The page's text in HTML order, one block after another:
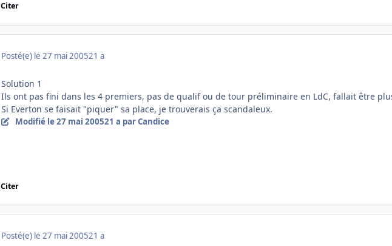
Citer
Posté(e) le 27 mai 200521 a
Solution 1
Ils ont pas fini dans les 4 premiers, pas de qualif ou de tour préliminaire en LdC, fallait être
Si Everton se faisait "piquer" sa place, je trouverais ça scandaleux.
Modifié le 27 mai 200521 a par Candice
Citer
Posté(e) le 27 mai 200521 a